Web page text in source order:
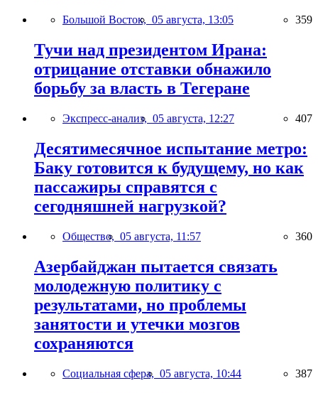
Большой Восток, 05 августа, 13:05 359
Тучи над президентом Ирана:
отрицание отставки обнажило
борьбу за власть в Тегеране
Экспресс-анализ, 05 августа, 12:27 407
Десятимесячное испытание метро:
Баку готовится к будущему, но как
пассажиры справятся с
сегодняшней нагрузкой?
Общество, 05 августа, 11:57 360
Азербайджан пытается связать
молодежную политику с
результатами, но проблемы
занятости и утечки мозгов
сохраняются
Социальная сфера, 05 августа, 10:44 387